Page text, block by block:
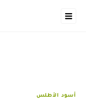
أسود الأطلس